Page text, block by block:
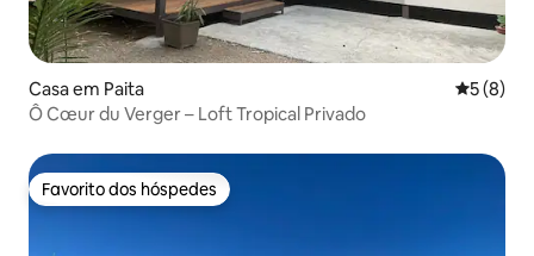
Casa em Paita
5 (8)
Ô Cœur du Verger – Loft Tropical Privado
Favorito dos hóspedes
Favorito dos hóspedes